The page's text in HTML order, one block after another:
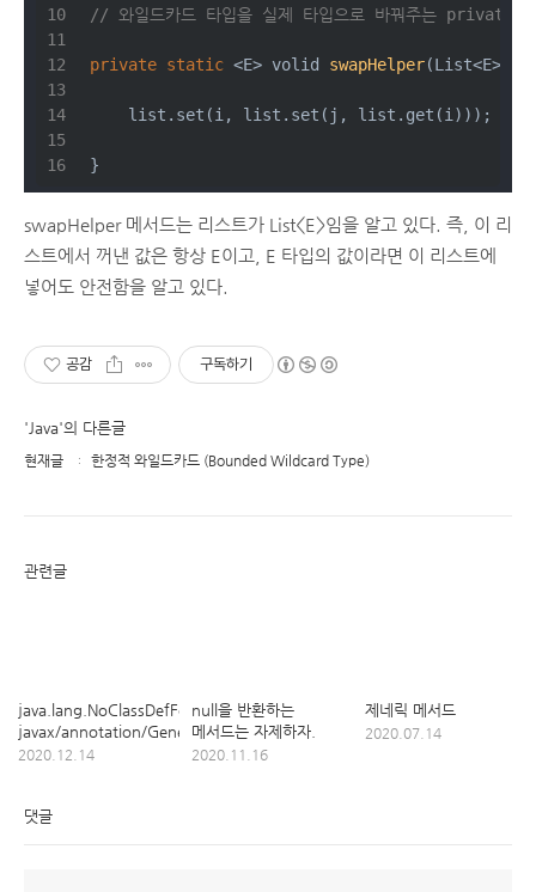
// 와일드카드 타입을 실제 타입으로 바꿔주는 private
private static <E> volid swapHelper(List<E>
    list.set(i, list.set(j, list.get(i)));
}
swapHelper 메서드는 리스트가 List<E>임을 알고 있다. 즉, 이 리
스트에서 꺼낸 값은 항상 E이고, E 타입의 값이라면 이 리스트에
넣어도 안전함을 알고 있다.
공감 구독하기
'Java'의 다른글
현재글 한정적 와일드카드 (Bounded Wildcard Type)
관련글
java.lang.NoClassDefFoundError:
javax/annotation/Generated
2020.12.14
null을 반환하는
메서드는 자제하자.
2020.11.16
제네릭 메서드
2020.07.14
댓글